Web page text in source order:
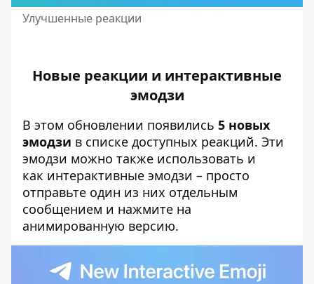
Улучшенные реакции
Новые реакции и интерактивные
эмодзи
В этом обновлении появились 5 новых
эмодзи в списке доступных реакций. Эти
эмодзи можно также использовать и
как интерактивные эмодзи – просто
отправьте один из них отдельным
сообщением и нажмите на
анимированную версию.